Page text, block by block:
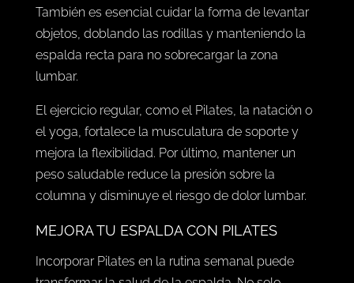
Caminar unos minutos o realizar estiramientos
suaves puede marcar una gran diferencia.
También es esencial cuidar la forma de levantar
objetos, doblando las rodillas y manteniendo la
lumbar.
El ejercicio regular, como el Pilates, la natación o
el yoga, fortalece la musculatura de soporte y
mejora la flexibilidad. Por último, mantener un
columna y disminuye el riesgo de dolor lumbar.
MEJORA TU ESPALDA CON PILATES